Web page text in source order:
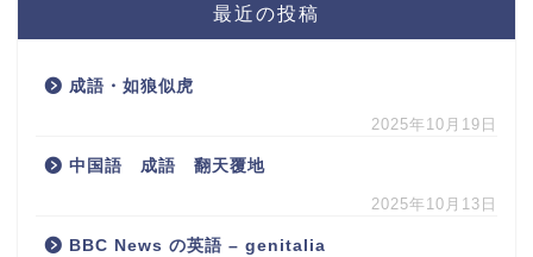
最近の投稿
成語・如狼似虎
2025年10月19日
中国語 成語 翻天覆地
2025年10月13日
BBC News の英語 – genitalia